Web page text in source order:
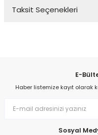
Taksit Seçenekleri
E-
Haber listemize kayıt olarak
Sosyal